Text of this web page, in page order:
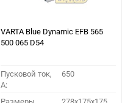
VARTA Blue Dynamic EFB 565
500 065 D54
Пусковой ток,
A:
650